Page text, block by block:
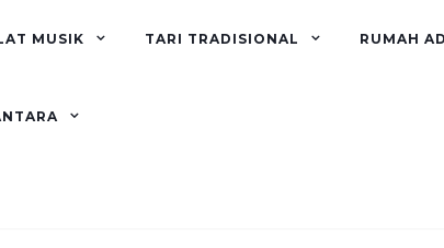
MUSIK TARI TRADISIONAL RUMAH